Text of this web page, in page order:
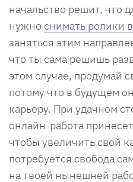
начальство решит, что
нужно снимать ролики
заняться этим
что ты сама решишь
этом случае, продумай
потому что в будущем
карьеру. При удачном
онлайн-работа
чтобы увеличить свой
потребуется свобода
на твоей нынешней